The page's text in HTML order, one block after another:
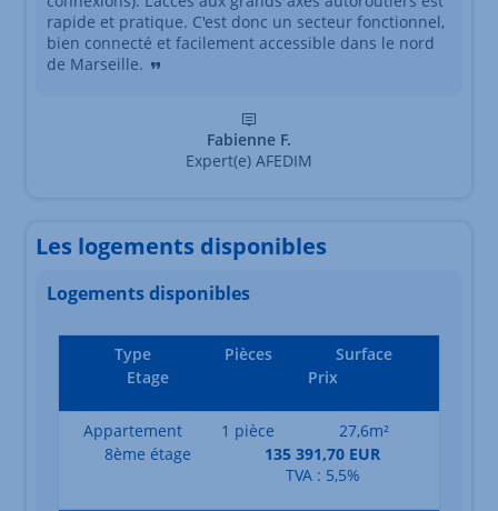
rapide et pratique. C'est donc un secteur fonctionnel,
bien connecté et facilement accessible dans le nord
de Marseille.
Fabienne F.
Expert(e) AFEDIM
Les logements disponibles
Logements disponibles
Type Pièces
Surface
Etage
Prix
Appartement 1 pièce
27,6m²
8ème étage
135 391,70 EUR
TVA : 5,5%